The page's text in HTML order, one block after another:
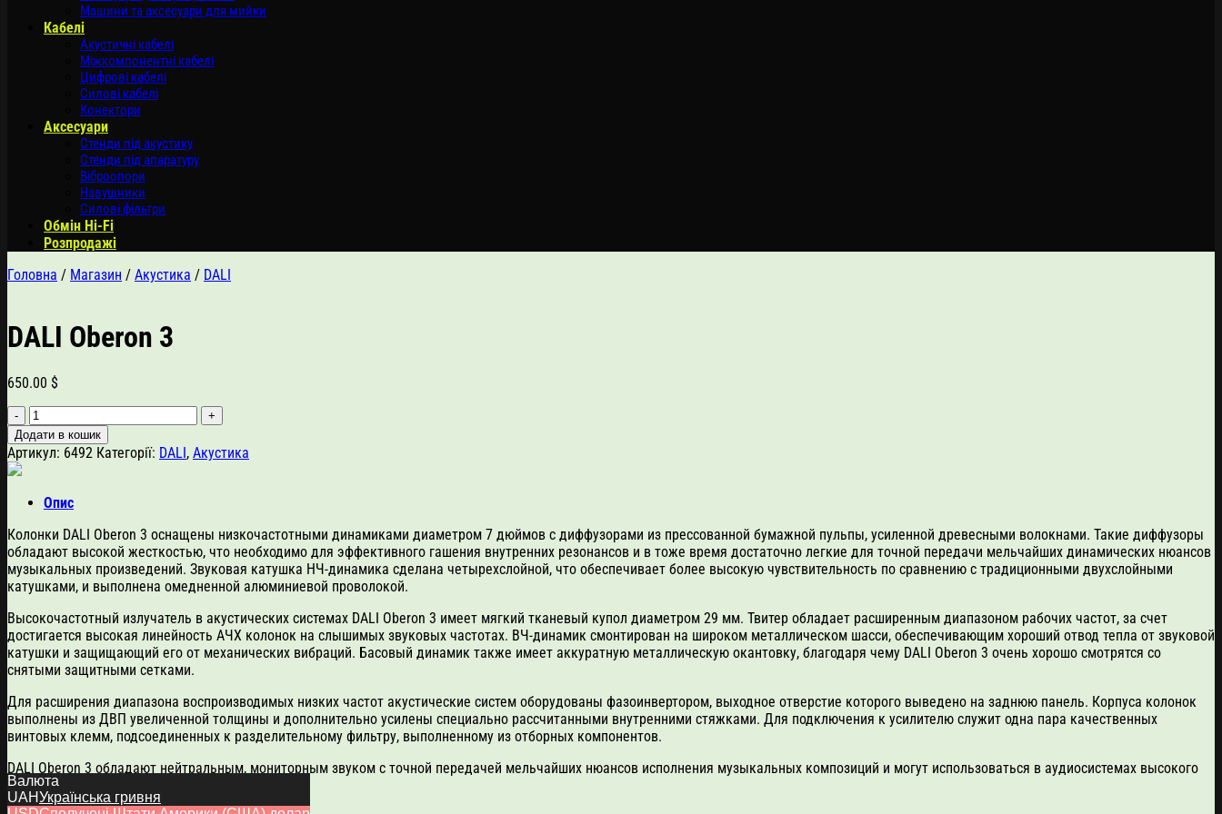
Машини та аксесуари для мийки
Кабелі
Акустичні кабелі
Міжкомпонентні кабелі
Цифрові кабелі
Силові кабелі
Конектори
Аксесуари
Стенди під акустику
Стенди під апаратуру
Віброопори
Навушники
Силові фільтри
Обмін Hi-Fi
Розпродажі
Головна / Магазин / Акустика / DALI
DALI Oberon 3
650.00 $
DALI
Oberon
3
кількість
Додати в кошик
Артикул: 6492 Категорії: DALI, Акустика
Опис
Колонки DALI Oberon 3 оснащены низкочастотными динамиками диаметром 7 дюймов с диффузорами из прессованной бумажной пульпы, усиленной древесными волокнами. Такие диффузоры
обладают высокой жесткостью, что необходимо для эффективного гашения внутренних резонансов и в тоже время достаточно легкие для точной передачи мельчайших динамических нюансов
музыкальных произведений. Звуковая катушка НЧ-динамика сделана четырехслойной, что обеспечивает более высокую чувствительность по сравнению с традиционными двухслойными
катушками, и выполнена омедненной алюминиевой проволокой.
Высокочастотный излучатель в акустических системах DALI Oberon 3 имеет мягкий тканевый купол диаметром 29 мм. Твитер обладает расширенным диапазоном рабочих частот, за счет
достигается высокая линейность АЧХ колонок на слышимых звуковых частотах. ВЧ-динамик смонтирован на широком металлическом шасси, обеспечивающим хороший отвод тепла от звуковой
катушки и защищающий его от механических вибраций. Басовый динамик также имеет аккуратную металлическую окантовку, благодаря чему DALI Oberon 3 очень хорошо смотрятся со
снятыми защитными сетками.
Для расширения диапазона воспроизводимых низких частот акустические систем оборудованы фазоинвертором, выходное отверстие которого выведено на заднюю панель. Корпуса колонок
выполнены из ДВП увеличенной толщины и дополнительно усилены специально рассчитанными внутренними стяжками. Для подключения к усилителю служит одна пара качественных
винтовых клемм, подсоединенных к разделительному фильтру, выполненному из отборных компонентов.
DALI Oberon 3 обладают нейтральным, мониторным звуком с точной передачей мельчайших нюансов исполнения музыкальных композиций и могут использоваться в аудиосистемах высокого
класса.
Валюта
UAHУкраїнська гривня